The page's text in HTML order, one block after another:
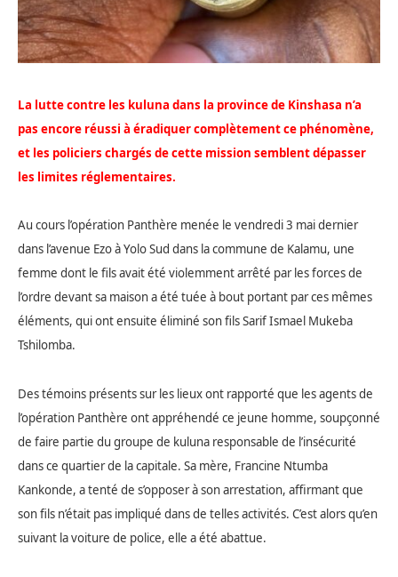
La lutte contre les kuluna dans la province de Kinshasa n’a
pas encore réussi à éradiquer complètement ce phénomène,
et les policiers chargés de cette mission semblent dépasser
les limites réglementaires.
Au cours l’opération Panthère menée le vendredi 3 mai dernier
dans l’avenue Ezo à Yolo Sud dans la commune de Kalamu, une
femme dont le fils avait été violemment arrêté par les forces de
l’ordre devant sa maison a été tuée à bout portant par ces mêmes
éléments, qui ont ensuite éliminé son fils Sarif Ismael Mukeba
Tshilomba.
Des témoins présents sur les lieux ont rapporté que les agents de
l’opération Panthère ont appréhendé ce jeune homme, soupçonné
de faire partie du groupe de kuluna responsable de l’insécurité
dans ce quartier de la capitale. Sa mère, Francine Ntumba
Kankonde, a tenté de s’opposer à son arrestation, affirmant que
son fils n’était pas impliqué dans de telles activités. C’est alors qu’en
suivant la voiture de police, elle a été abattue.